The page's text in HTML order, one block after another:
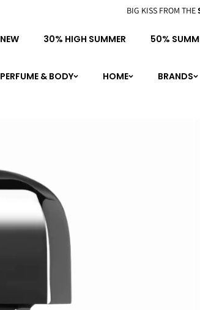
BIG KISS FROM THE
NEW 30% HIGH SUMMER 50%
PERFUME & BODY HOME BRANDS